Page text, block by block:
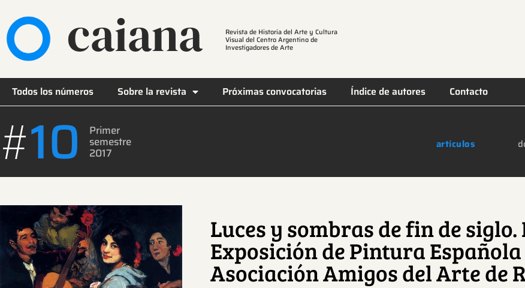
caiana Revista de Historia del Arte y Cultura
Visual del Centro Argentino de
Investigadores de Arte
Todos los números Sobre la revista Próximas convocatorias Índice de autores Contacto
#10 Primer
semestre
2017
artículos
Luces y sombras de fin de siglo.
Exposición de Pintura
Asociación Amigos del Arte de